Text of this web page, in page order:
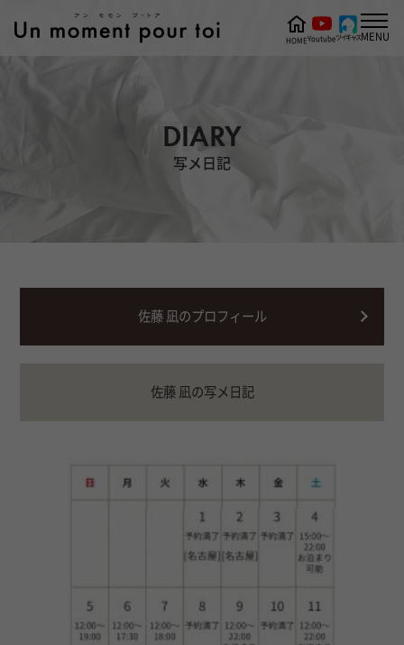
DIARY
写メ日記
HOMEYoutubeツイキャスMENU
佐藤 凪のプロフィール
佐藤 凪の写メ日記